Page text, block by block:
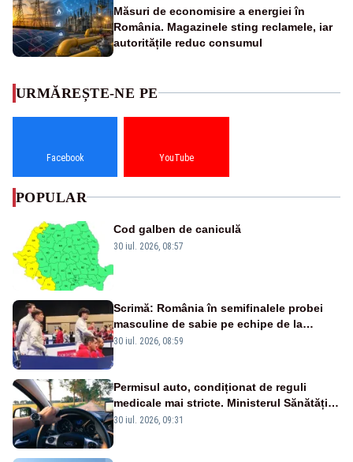
Măsuri de economisire a energiei în
România. Magazinele sting reclamele, iar
autoritățile reduc consumul
URMĂREȘTE-NE PE
Facebook YouTube
POPULAR
Cod galben de caniculă
30 iul. 2026, 08:57
Scrimă: România în semifinalele probei
masculine de sabie pe echipe de la
Campionatele Mondiale
30 iul. 2026, 08:59
Permisul auto, condiționat de reguli
medicale mai stricte. Ministerul Sănătății
propune schimbări majore
30 iul. 2026, 09:31